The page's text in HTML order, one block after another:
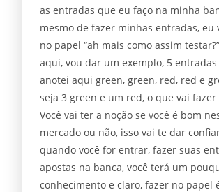
as entradas que eu faço na minha
mesmo de fazer minhas entradas, eu
no papel “ah mais como assim
aqui, vou dar um exemplo, 5 entradas
anotei aqui green, green, red, red e
seja 3 green e um red, o que vai fazer
Você vai ter a noção se você é bom
mercado ou não, isso vai te dar
quando você for entrar, fazer suas
apostas na banca, você terá um
conhecimento e claro, fazer no papel